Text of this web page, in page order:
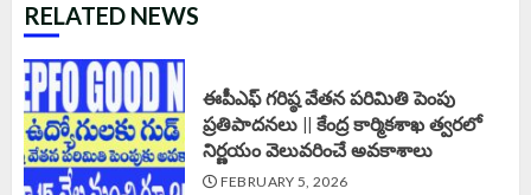
RELATED NEWS
ఈపీఎఫ్‌ గరిష్ఠ వేతన పరిమితి పెంపు
ప్రతిపాదనలు || కేంద్ర కార్మికశాఖ త్వరలో
నిర్ణయం వెలువరించే అవకాశాలు
FEBRUARY 5, 2026